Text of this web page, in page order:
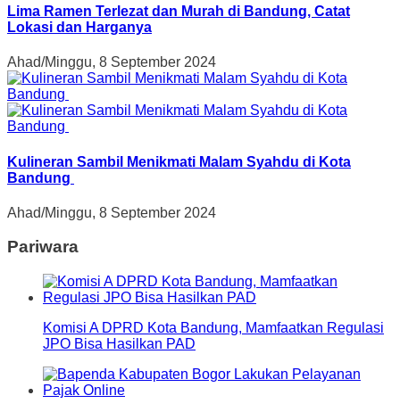
Lima Ramen Terlezat dan Murah di Bandung, Catat
Lokasi dan Harganya
Ahad/Minggu, 8 September 2024
Kulineran Sambil Menikmati Malam Syahdu di Kota
Bandung
Ahad/Minggu, 8 September 2024
Pariwara
Komisi A DPRD Kota Bandung, Mamfaatkan Regulasi
JPO Bisa Hasilkan PAD